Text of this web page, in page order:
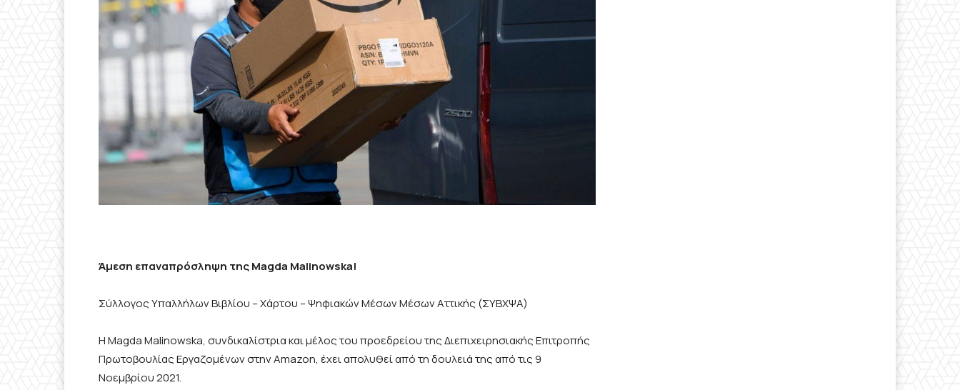
Άμεση επαναπρόσληψη της Magda Malinowska!
Σύλλογος Υπαλλήλων Βιβλίου – Χάρτου – Ψηφιακών Μέσων Μέσων Αττικής (ΣΥΒΧΨΑ)
Η Magda Malinowska, συνδικαλίστρια και μέλος του προεδρείου της Διεπιχειρησιακής Επιτροπής
Πρωτοβουλίας Εργαζομένων στην Amazon, έχει απολυθεί από τη δουλειά της από τις 9
Νοεμβρίου 2021.